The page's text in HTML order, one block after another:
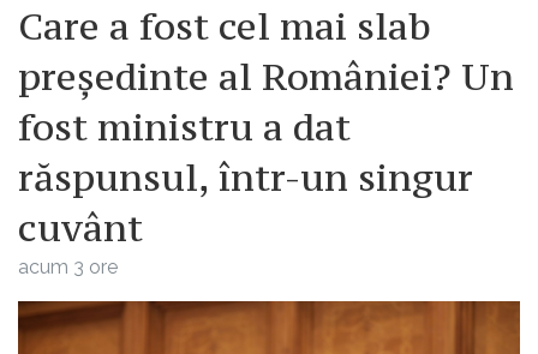
Care a fost cel mai slab
președinte al României? Un
fost ministru a dat
răspunsul, într-un singur
cuvânt
acum 3 ore